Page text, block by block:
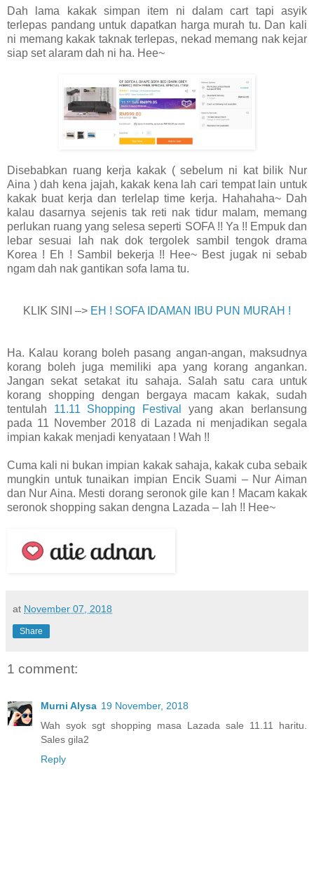
Dah lama kakak simpan item ni dalam cart tapi asyik
terlepas pandang untuk dapatkan harga murah tu. Dan kali
ni memang kakak taknak terlepas, nekad memang nak kejar
siap set alaram dah ni ha. Hee~
Disebabkan ruang kerja kakak ( sebelum ni kat bilik Nur
Aina ) dah kena jajah, kakak kena lah cari tempat lain untuk
kakak buat kerja dan terlelap time kerja. Hahahaha~ Dah
kalau dasarnya sejenis tak reti nak tidur malam, memang
perlukan ruang yang selesa seperti SOFA !! Ya !! Empuk dan
lebar sesuai lah nak dok tergolek sambil tengok drama
Korea ! Eh ! Sambil bekerja !! Hee~ Best jugak ni sebab
ngam dah nak gantikan sofa lama tu.
KLIK SINI –> EH ! SOFA IDAMAN IBU PUN MURAH !
Ha. Kalau korang boleh pasang angan-angan, maksudnya
korang boleh juga memiliki apa yang korang angankan.
Jangan sekat setakat itu sahaja. Salah satu cara untuk
korang shopping dengan bergaya macam kakak, sudah
tentulah 11.11 Shopping Festival
yang akan berlansung
pada 11 November 2018 di Lazada ni menjadikan segala
impian kakak menjadi kenyataan ! Wah !!
Cuma kali ni bukan impian kakak sahaja, kakak cuba sebaik
mungkin untuk tunaikan impian Encik Suami – Nur Aiman
dan Nur Aina. Mesti dorang seronok gile kan ! Macam kakak
seronok shopping sakan dengna Lazada – lah !! Hee~
at November 07, 2018
Share
1 comment:
Murni Alysa 19 November, 2018
Wah syok sgt shopping masa Lazada sale 11.11 haritu.
Sales gila2
Reply